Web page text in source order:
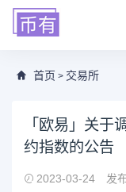
首页 > 交易所
「欧易」关于
约指数的公告
2023-03-24 发